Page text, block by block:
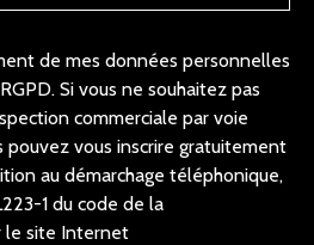
de mes données personnelles
Si vous ne souhaitez pas
commerciale par voie
pouvez vous inscrire gratuitement
au démarchage téléphonique,
1 du code de la
le site Internet